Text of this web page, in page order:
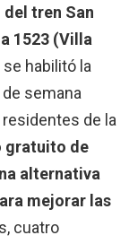
tren San
1523 (Villa
se habilitó la
semana
de la
gratuito de
alternativa
mejorar las
cuatro